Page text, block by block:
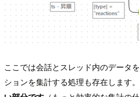
ここでは会話とスレッド内のデータ
ションを集計する処理も存在します。